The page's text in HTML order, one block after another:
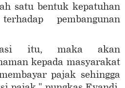
satu bentuk kepatuhan
pembangunan
itu, maka akan
kepada masyarakat
pajak sehingga